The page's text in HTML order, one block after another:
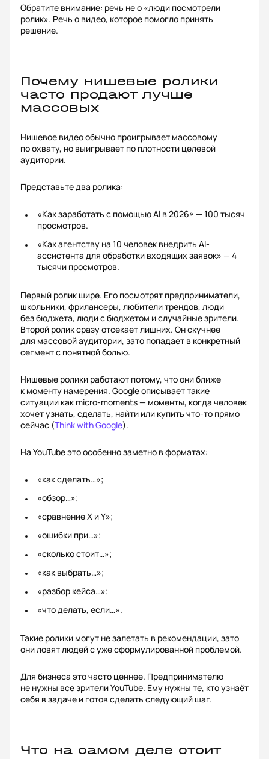
Обратите внимание: речь не о «люди посмотрели
ролик». Речь о видео, которое помогло принять
решение.
Почему нишевые ролики
часто продают лучше
массовых
Нишевое видео обычно проигрывает массовому
по охвату, но выигрывает по плотности целевой
аудитории.
Представьте два ролика:
«Как заработать с помощью AI в 2026» — 100 тысяч
просмотров.
«Как агентству на 10 человек внедрить AI-
ассистента для обработки входящих заявок» — 4
тысячи просмотров.
Первый ролик шире. Его посмотрят предприниматели,
школьники, фрилансеры, любители трендов, люди
без бюджета, люди с бюджетом и случайные зрители.
Второй ролик сразу отсекает лишних. Он скучнее
для массовой аудитории, зато попадает в конкретный
сегмент с понятной болью.
Нишевые ролики работают потому, что они ближе
к моменту намерения. Google описывает такие
ситуации как micro-moments — моменты, когда человек
хочет узнать, сделать, найти или купить что-то прямо
сейчас (Think with Google).
На YouTube это особенно заметно в форматах:
«как сделать…»;
«обзор…»;
«сравнение X и Y»;
«ошибки при…»;
«сколько стоит…»;
«как выбрать…»;
«разбор кейса…»;
«что делать, если…».
Такие ролики могут не залетать в рекомендации, зато
они ловят людей с уже сформулированной проблемой.
Для бизнеса это часто ценнее. Предпринимателю
не нужны все зрители YouTube. Ему нужны те, кто узнаёт
себя в задаче и готов сделать следующий шаг.
Что на самом деле стоит